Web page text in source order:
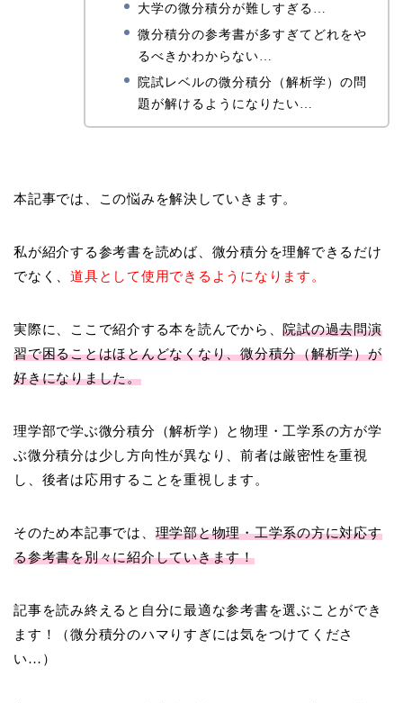
大学の微分積分が難しすぎる…
微分積分の参考書が多すぎてどれをや
るべきかわからない…
院試レベルの微分積分（解析学）の問
題が解けるようになりたい…
本記事では、この悩みを解決していきます。
私が紹介する参考書を読めば、微分積分を理解できるだけ
でなく、道具として使用できるようになります。
実際に、ここで紹介する本を読んでから、院試の過去問演
習で困ることはほとんどなくなり、微分積分（解析学）が
好きになりました。
理学部で学ぶ微分積分（解析学）と物理・工学系の方が学
ぶ微分積分は少し方向性が異なり、前者は厳密性を重視
し、後者は応用することを重視します。
そのため本記事では、 理学部と物理・工学系の方に対応す
る参考書を別々に紹介していきます！
記事を読み終えると自分に最適な参考書を選ぶことができ
ます！（微分積分のハマりすぎには気をつけてくださ
い…）